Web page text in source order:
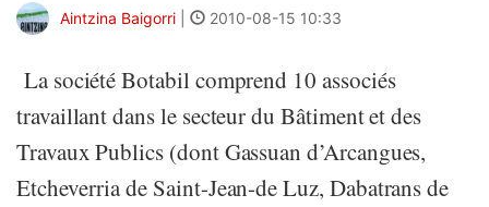
Aintzina Baigorri 2010-08-15 10:33
La société Botabil comprend 10 associés
travaillant dans le secteur du Bâtiment et des
Travaux Publics (dont Gassuan d’Arcangues,
Etcheverria de Saint-Jean-de Luz, Dabatrans de